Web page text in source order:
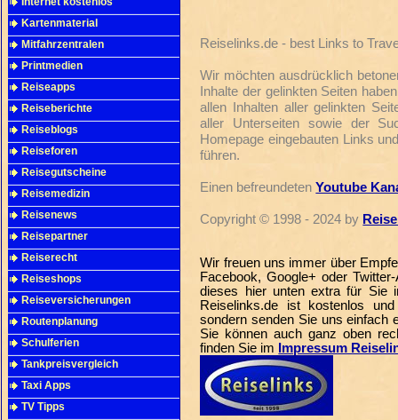
Kartenmaterial
Mitfahrzentralen
Printmedien
Reiseapps
Reiseberichte
Reiseblogs
Reiseforen
Reisegutscheine
Reisemedizin
Reisenews
Reisepartner
Reiserecht
Reiseshops
Reiseversicherungen
Routenplanung
Schulferien
Tankpreisvergleich
Taxi Apps
TV Tipps
Reiselinks.de - best Links to
Wir möchten ausdrücklich
Inhalte der gelinkten Seiten
allen Inhalten aller gelinkten
aller Unterseiten sowie der
Homepage eingebauten Links
führen.
Einen befreundetenYoutube
Copyright © 1998 - 2024 by
Wir freuen uns immer über
Facebook, Google+ oder
dieses hier unten extra für Sie
Reiselinks.de ist kostenlos
sondern senden Sie uns einfach
Sie können auch ganz oben
finden Sie im Impressum